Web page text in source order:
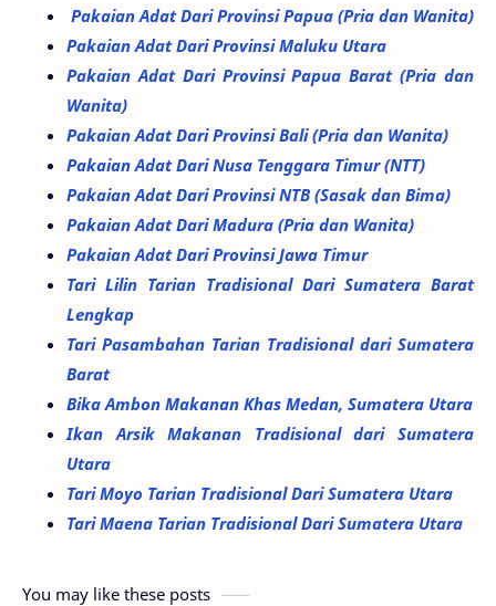
Pakaian Adat Dari Provinsi Papua (Pria dan Wanita)
Pakaian Adat Dari Provinsi Maluku Utara
Pakaian Adat Dari Provinsi Papua Barat (Pria dan
Wanita)
Pakaian Adat Dari Provinsi Bali (Pria dan Wanita)
Pakaian Adat Dari Nusa Tenggara Timur (NTT)
Pakaian Adat Dari Provinsi NTB (Sasak dan Bima)
Pakaian Adat Dari Madura (Pria dan Wanita)
Pakaian Adat Dari Provinsi Jawa Timur
Tari Lilin Tarian Tradisional Dari Sumatera Barat
Lengkap
Tari Pasambahan Tarian Tradisional dari Sumatera
Barat
Bika Ambon Makanan Khas Medan, Sumatera Utara
Ikan Arsik Makanan Tradisional dari Sumatera
Utara
Tari Moyo Tarian Tradisional Dari Sumatera Utara
Tari Maena Tarian Tradisional Dari Sumatera Utara
You may like these posts